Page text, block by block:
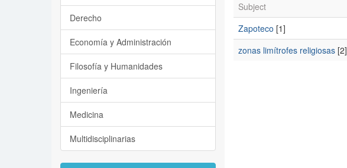
Subject
Zapoteco [1]
zonas limítrofes religiosas[2]
Derecho
Economía y Administración
Filosofía y Humanidades
Ingeniería
Medicina
Multidisciplinarias